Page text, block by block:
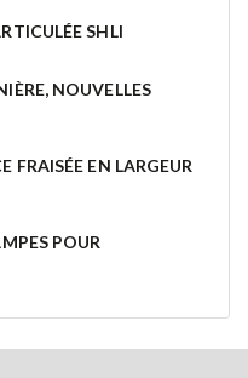
SHLI
NOUVELLES
FRAISÉE EN LARGEUR
POUR